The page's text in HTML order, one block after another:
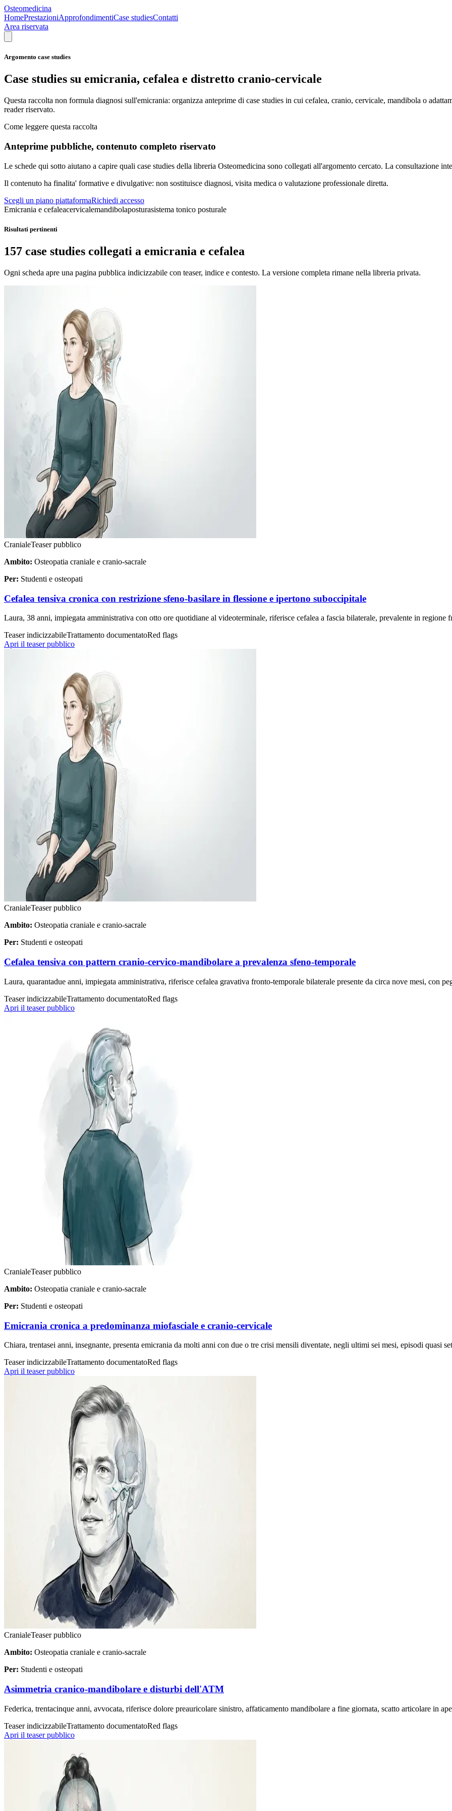
Osteomedicina
HomePrestazioniApprofondimentiCase studiesContatti
Area riservata
Argomento case studies
Case studies su emicrania, cefalea e distretto cranio-cervicale
Questa raccolta non formula diagnosi sull'emicrania: organizza anteprime di case studies in cui cefalea, cranio, cervicale, mandibola o
reader riservato.
Come leggere questa raccolta
Anteprime pubbliche, contenuto completo riservato
Le schede qui sotto aiutano a capire quali case studies della libreria Osteomedicina sono collegati all'argomento cercato. La consultazione
Il contenuto ha finalita' formative e divulgative: non sostituisce diagnosi, visita medica o valutazione professionale diretta.
Scegli un piano piattaformaRichiedi accesso
Emicrania e cefaleacervicalemandibolaposturasistema tonico posturale
Risultati pertinenti
157 case studies collegati a emicrania e cefalea
Ogni scheda apre una pagina pubblica indicizzabile con teaser, indice e contesto. La versione completa rimane nella libreria privata.
CranialeTeaser pubblico
Ambito: Osteopatia craniale e cranio-sacrale
Per: Studenti e osteopati
Cefalea tensiva cronica con restrizione sfeno-basilare in flessione e ipertono suboccipitale
Laura, 38 anni, impiegata amministrativa con otto ore quotidiane al videoterminale, riferisce cefalea a fascia bilaterale, prevalente in regione
Teaser indicizzabileTrattamento documentatoRed flags
Apri il teaser pubblico
CranialeTeaser pubblico
Ambito: Osteopatia craniale e cranio-sacrale
Per: Studenti e osteopati
Cefalea tensiva con pattern cranio-cervico-mandibolare a prevalenza sfeno-temporale
Laura, quarantadue anni, impiegata amministrativa, riferisce cefalea gravativa fronto-temporale bilaterale presente da circa nove mesi, con
Teaser indicizzabileTrattamento documentatoRed flags
Apri il teaser pubblico
CranialeTeaser pubblico
Ambito: Osteopatia craniale e cranio-sacrale
Per: Studenti e osteopati
Emicrania cronica a predominanza miofasciale e cranio-cervicale
Chiara, trentasei anni, insegnante, presenta emicrania da molti anni con due o tre crisi mensili diventate, negli ultimi sei mesi, episodi quasi
Teaser indicizzabileTrattamento documentatoRed flags
Apri il teaser pubblico
CranialeTeaser pubblico
Ambito: Osteopatia craniale e cranio-sacrale
Per: Studenti e osteopati
Asimmetria cranico-mandibolare e disturbi dell'ATM
Federica, trentacinque anni, avvocata, riferisce dolore preauricolare sinistro, affaticamento mandibolare a fine giornata, scatto articolare in
Teaser indicizzabileTrattamento documentatoRed flags
Apri il teaser pubblico